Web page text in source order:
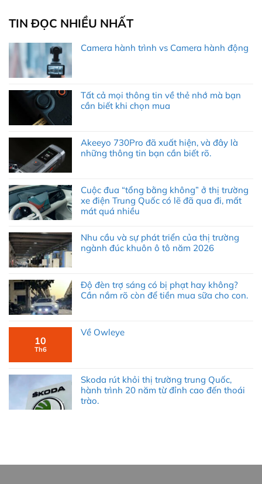
TIN ĐỌC NHIỀU NHẤT
Camera hành trình vs Camera hành động
Tất cả mọi thông tin về thẻ nhớ mà bạn
cần biết khi chọn mua
Akeeyo 730Pro đã xuất hiện, và đây là
những thông tin bạn cần biết rõ.
Cuộc đua “tổng bằng không” ở thị trường
xe điện Trung Quốc có lẽ đã qua đi, mất
mát quá nhiều
Nhu cầu và sự phát triển của thị trường
ngành đúc khuôn ô tô năm 2026
Độ đèn trợ sáng có bị phạt hay không?
Cần nắm rõ còn để tiền mua sữa cho con.
10
Th6
Về Owleye
Skoda rút khỏi thị trường trung Quốc,
hành trình 20 năm từ đỉnh cao đến thoái
trào.